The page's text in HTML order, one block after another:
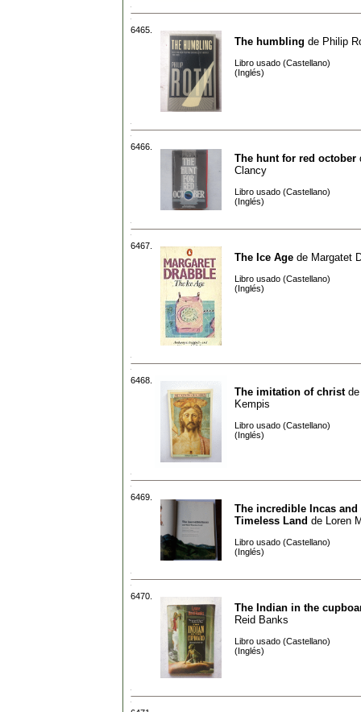
6465.
The humbling de Philip
Libro usado (Castellano)
(Inglés)
6466.
The hunt for red october
Clancy
Libro usado (Castellano)
(Inglés)
6467.
The Ice Age de Margatet
Libro usado (Castellano)
(Inglés)
6468.
The imitation of christ
Kempis
Libro usado (Castellano)
(Inglés)
6469.
The incredible Incas and
Timeless Land de Loren
Libro usado (Castellano)
(Inglés)
6470.
The Indian in the
Reid Banks
Libro usado (Castellano)
(Inglés)